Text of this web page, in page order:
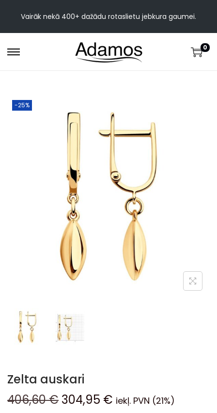
Vairāk nekā 400+ dažādu rotaslietu jebkura gaumei.
0
-25%
Zelta auskari
406,60€ 304,95 € iekļ. PVN (21%)